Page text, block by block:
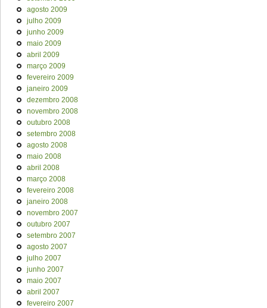
agosto 2009
julho 2009
junho 2009
maio 2009
abril 2009
março 2009
fevereiro 2009
janeiro 2009
dezembro 2008
novembro 2008
outubro 2008
setembro 2008
agosto 2008
maio 2008
abril 2008
março 2008
fevereiro 2008
janeiro 2008
novembro 2007
outubro 2007
setembro 2007
agosto 2007
julho 2007
junho 2007
maio 2007
abril 2007
fevereiro 2007